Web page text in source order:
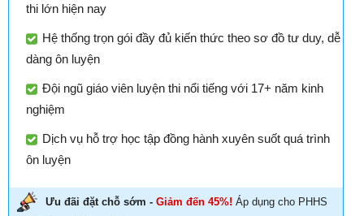
thi lớn hiện nay
Hệ thống trọn gói đầy đủ kiến thức theo sơ đồ tư duy, dễ
dàng ôn luyện
Đội ngũ giáo viên luyện thi nổi tiếng với 17+ năm kinh
nghiệm
Dịch vụ hỗ trợ học tập đồng hành xuyên suốt quá trình
ôn luyện
Ưu đãi đặt chỗ sớm - Giảm đến 45%! Áp dụng cho PHHS